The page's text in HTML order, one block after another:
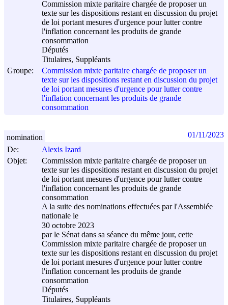
Commission mixte paritaire chargée de proposer un
texte sur les dispositions restant en discussion du projet
de loi portant mesures d'urgence pour lutter contre
l'inflation concernant les produits de grande
consommation
Députés
Titulaires, Suppléants
Groupe:
Commission mixte paritaire chargée de proposer un
texte sur les dispositions restant en discussion du projet
de loi portant mesures d'urgence pour lutter contre
l'inflation concernant les produits de grande
consommation
De:
Alexis Izard
Objet:
Commission mixte paritaire chargée de proposer un
texte sur les dispositions restant en discussion du projet
de loi portant mesures d'urgence pour lutter contre
l'inflation concernant les produits de grande
consommation
A la suite des nominations effectuées par l'Assemblée
nationale le
30 octobre 2023
par le Sénat dans sa séance du même jour, cette
Commission mixte paritaire chargée de proposer un
texte sur les dispositions restant en discussion du projet
de loi portant mesures d'urgence pour lutter contre
l'inflation concernant les produits de grande
consommation
Députés
Titulaires, Suppléants
nomination 01/11/2023